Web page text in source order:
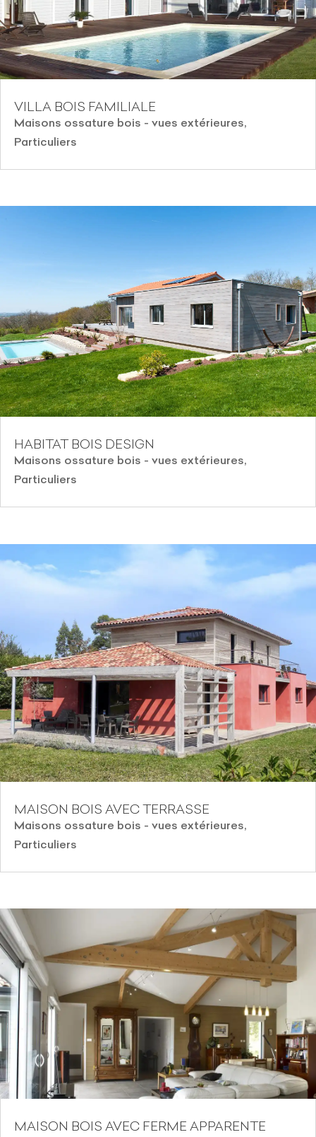
VILLA BOIS FAMILIALE
Maisons ossature bois - vues extérieures,
Particuliers
HABITAT BOIS DESIGN
Maisons ossature bois - vues extérieures,
Particuliers
MAISON BOIS AVEC TERRASSE
Maisons ossature bois - vues extérieures,
Particuliers
MAISON BOIS AVEC FERME APPARENTE